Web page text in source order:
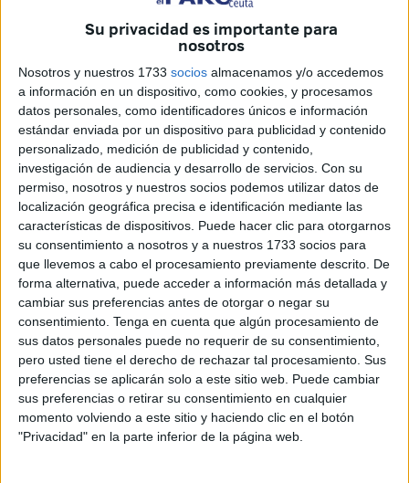
Su privacidad es importante para
nosotros
Nosotros y nuestros 1733 socios almacenamos y/o accedemos
a información en un dispositivo, como cookies, y procesamos
datos personales, como identificadores únicos e información
estándar enviada por un dispositivo para publicidad y contenido
personalizado, medición de publicidad y contenido,
investigación de audiencia y desarrollo de servicios. Con su
permiso, nosotros y nuestros socios podemos utilizar datos de
localización geográfica precisa e identificación mediante las
características de dispositivos. Puede hacer clic para otorgarnos
su consentimiento a nosotros y a nuestros 1733 socios para
que llevemos a cabo el procesamiento previamente descrito. De
forma alternativa, puede acceder a información más detallada y
cambiar sus preferencias antes de otorgar o negar su
consentimiento. Tenga en cuenta que algún procesamiento de
sus datos personales puede no requerir de su consentimiento,
pero usted tiene el derecho de rechazar tal procesamiento. Sus
preferencias se aplicarán solo a este sitio web. Puede cambiar
sus preferencias o retirar su consentimiento en cualquier
momento volviendo a este sitio y haciendo clic en el botón
"Privacidad" en la parte inferior de la página web.
asientos, él en ventanilla y servidor en asiento de pasillo,
con uno libre en medio, por lo que prácticamente aquello,
La duración de la charla fue aproximadamente la de un
trayecto de vuelo Peninsular, versando sobre la inminente
incorporación de España a la moneda euro.
Eran aquellos tiempos en que el ciudadano cavilaba
acerca las repercusiones que podrían tener para España,
su entrada en el entonces ignorado mundo del euro.
Posiblemente mi compañero de viaje pensaría a priori,
¡vaya pelmazo! que me ha tocado al lado, pero la
existencia de mutuos conocidos suavizó la conversación
tornándola amistosa.
Aunque resulta difícil definir la ortodoxia en el mundo de la
Economía, me fueron pareciendo razonables sus
comentarios dentro del marco que se conoce como
Escuela Keynesiana, de Chicago, y alguna otra, es decir: